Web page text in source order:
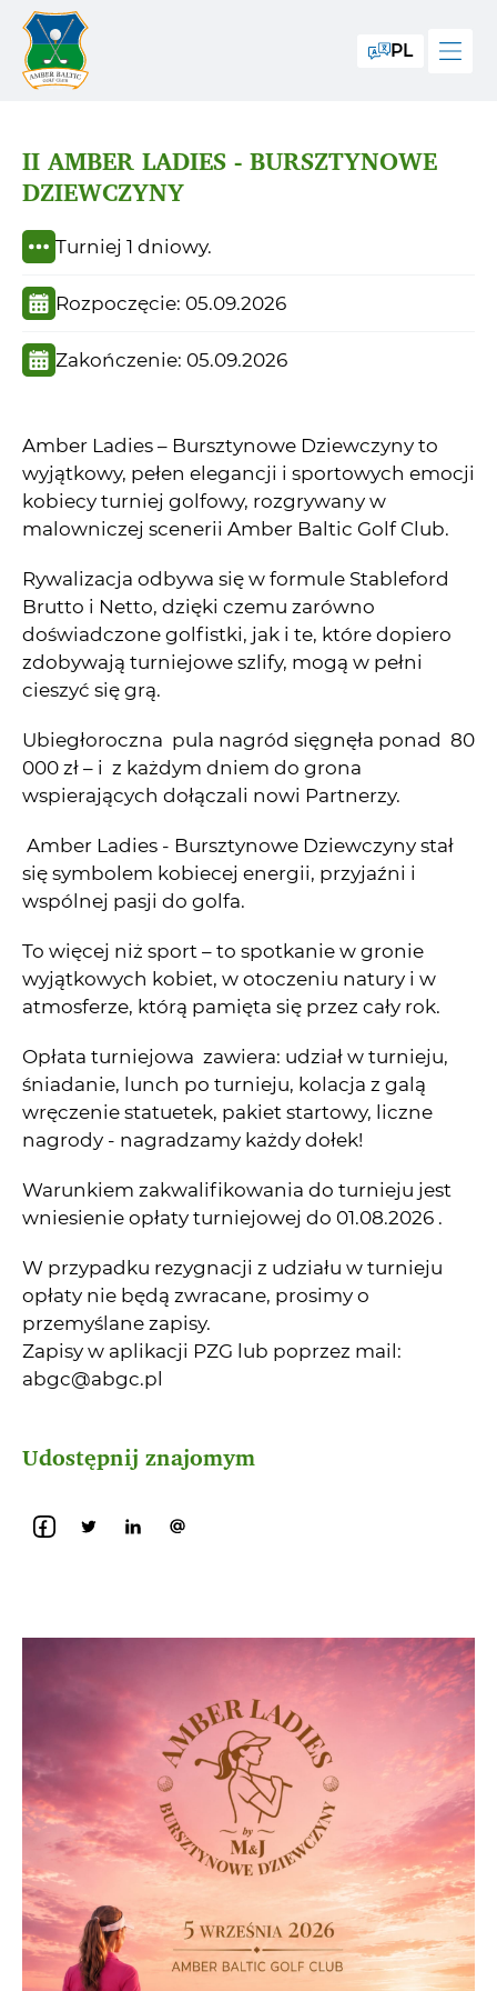
PL
II AMBER LADIES - BURSZTYNOWE
DZIEWCZYNY
Turniej 1 dniowy.
Rozpoczęcie: 05.09.2026
Zakończenie: 05.09.2026
Amber Ladies – Bursztynowe Dziewczyny to
wyjątkowy, pełen elegancji i sportowych emocji
kobiecy turniej golfowy, rozgrywany w
malowniczej scenerii Amber Baltic Golf Club.
Rywalizacja odbywa się w formule Stableford
Brutto i Netto, dzięki czemu zarówno
doświadczone golfistki, jak i te, które dopiero
zdobywają turniejowe szlify, mogą w pełni
cieszyć się grą.
Ubiegłoroczna pula nagród sięgnęła ponad 80
000 zł – i z każdym dniem do grona
wspierających dołączali nowi Partnerzy.
Amber Ladies - Bursztynowe Dziewczyny stał
się symbolem kobiecej energii, przyjaźni i
wspólnej pasji do golfa.
To więcej niż sport – to spotkanie w gronie
wyjątkowych kobiet, w otoczeniu natury i w
atmosferze, którą pamięta się przez cały rok.
Opłata turniejowa zawiera: udział w turnieju,
śniadanie, lunch po turnieju, kolacja z galą
wręczenie statuetek, pakiet startowy, liczne
nagrody - nagradzamy każdy dołek!
Warunkiem zakwalifikowania do turnieju jest
wniesienie opłaty turniejowej do 01.08.2026 .
W przypadku rezygnacji z udziału w turnieju
opłaty nie będą zwracane, prosimy o
przemyślane zapisy.
Zapisy w aplikacji PZG lub poprzez mail:
abgc@abgc.pl
Udostępnij znajomym